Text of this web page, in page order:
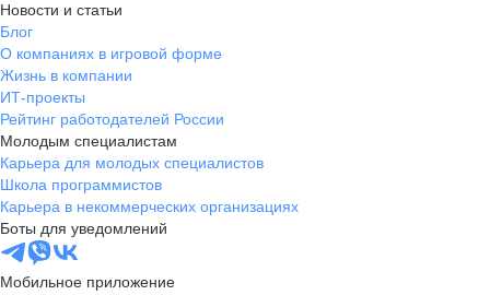
Новости и статьи
Блог
О компаниях в игровой форме
Жизнь в компании
ИТ-проекты
Рейтинг работодателей России
Молодым специалистам
Карьера для молодых специалистов
Школа программистов
Карьера в некоммерческих организациях
Боты для уведомлений
Мобильное приложение